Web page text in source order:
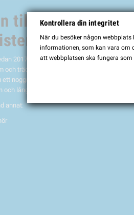
till
2017 erbjudit
trädgård till kunder över hela
noggrant utvalt sortiment med
lång hållbarhet.
annat:
Kontrollera din integritet
När du besöker någon
informationen, som kan vara om
att webbplatsen ska fungera